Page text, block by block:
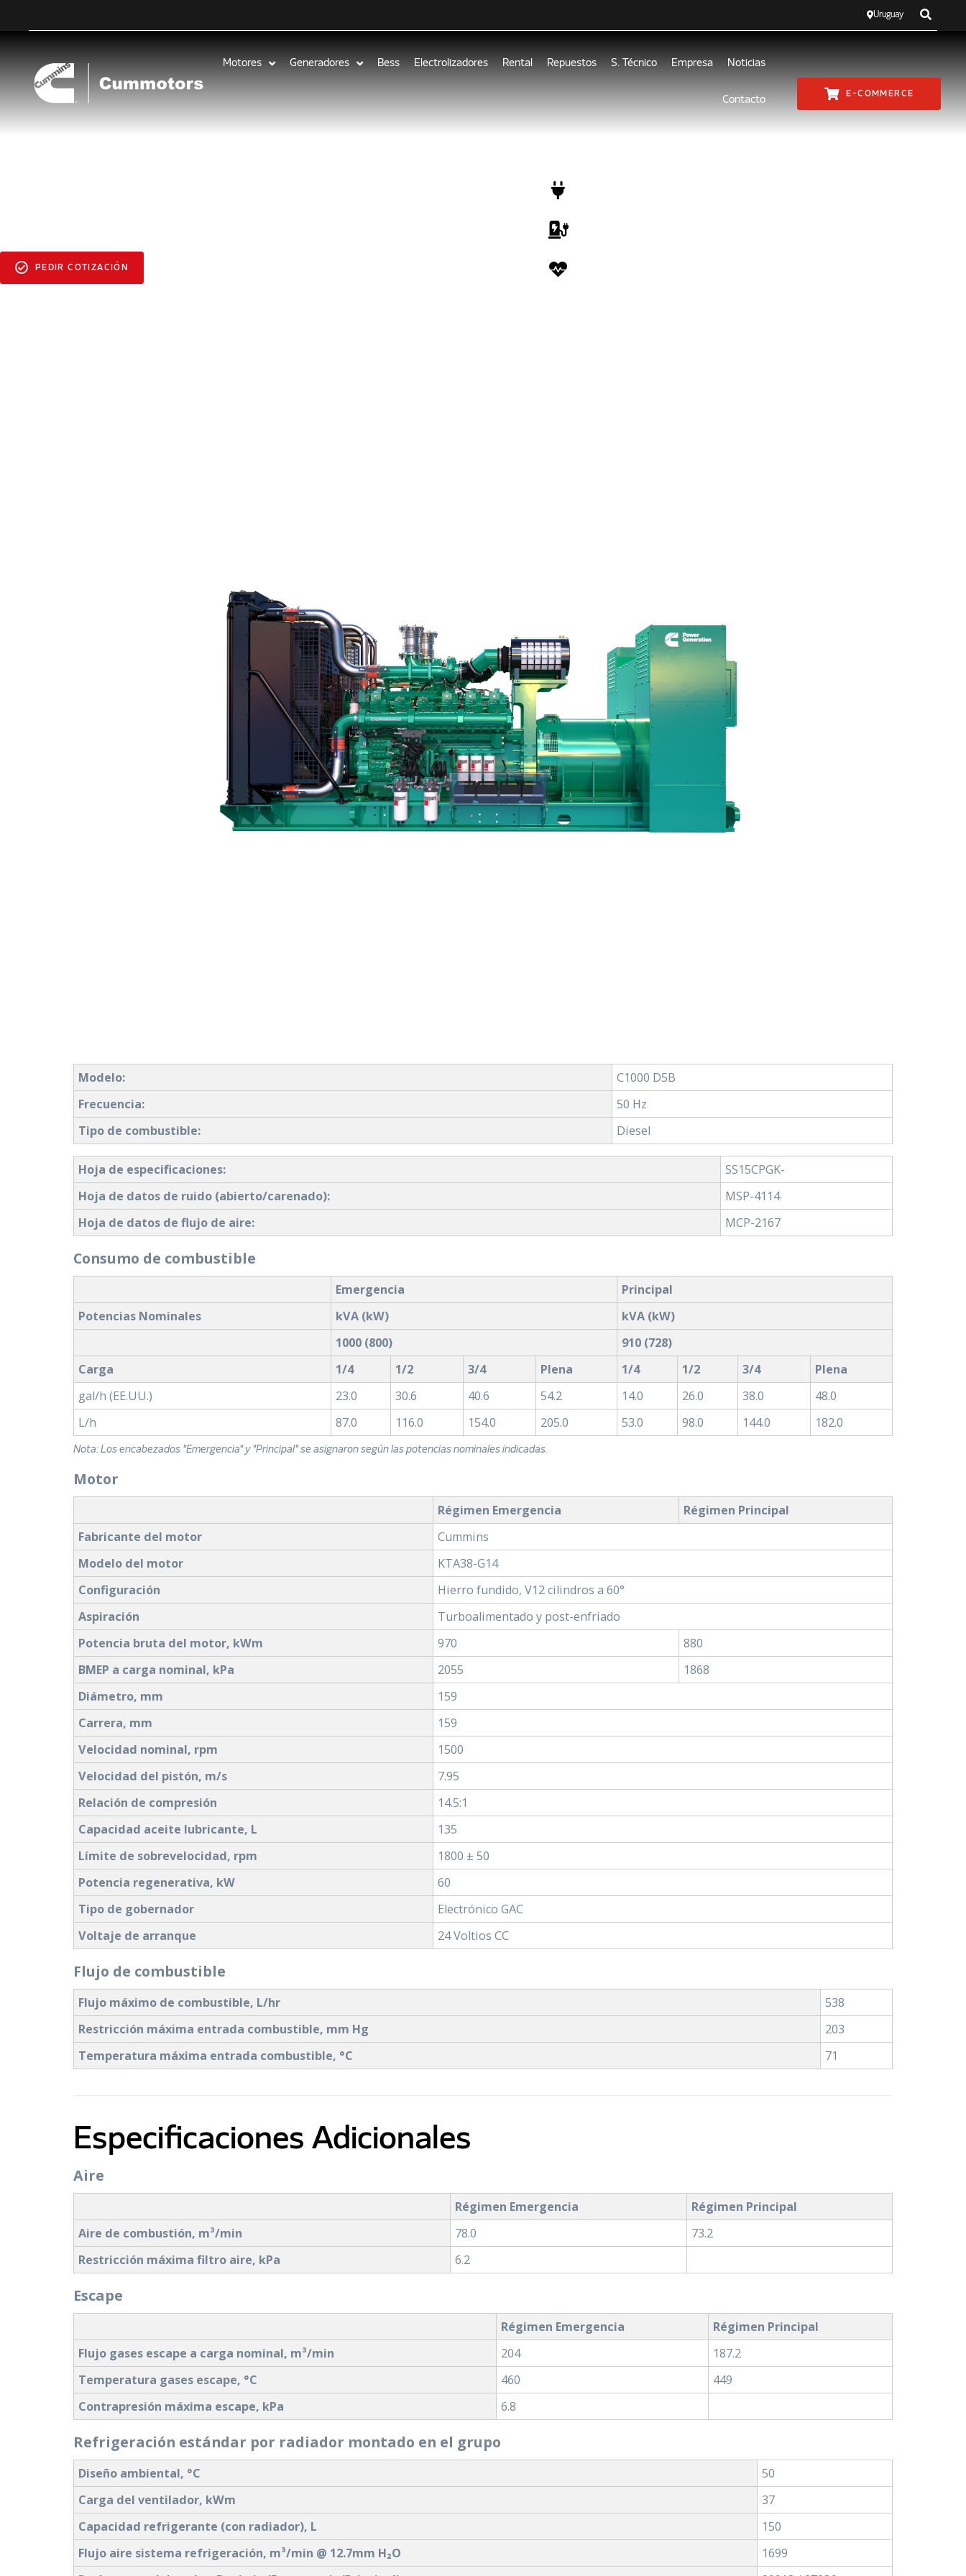
Uruguay
Motores Generadores Bess Electrolizadores Rental Repuestos S. Técnico Empresa Noticias
Contacto
E-COMMERCE
PEDIR COTIZACIÓN
Modelo:
C1000 D5B
Frecuencia:
50 Hz
Tipo de combustible:
Diesel
Hoja de especificaciones:
SS15CPGK-
Hoja de datos de ruido (abierto/carenado):
MSP-4114
Hoja de datos de flujo de aire:
MCP-2167
Consumo de combustible
Emergencia
Principal
Potencias Nominales
kVA (kW)
kVA (kW)
1000 (800)
910 (728)
Carga
1/4 1/2 3/4 Plena 1/4 1/2 3/4
Plena
gal/h (EE.UU.)
23.0 30.6 40.6 54.2 14.0 26.0 38.0
48.0
L/h
87.0 116.0 154.0 205.0 53.0 98.0 144.0 182.0
Nota: Los encabezados "Emergencia" y "Principal" se asignaron según las potencias nominales indicadas.
Motor
Régimen Emergencia
Régimen Principal
Fabricante del motor
Cummins
Modelo del motor
KTA38-G14
Configuración
Hierro fundido, V12 cilindros a 60°
Aspiración
Turboalimentado y post-enfriado
Potencia bruta del motor, kWm
970
880
BMEP a carga nominal, kPa
2055
1868
Diámetro, mm
159
Carrera, mm
159
Velocidad nominal, rpm
1500
Velocidad del pistón, m/s
7.95
Relación de compresión
14.5:1
Capacidad aceite lubricante, L
135
Límite de sobrevelocidad, rpm
1800 ± 50
Potencia regenerativa, kW
60
Tipo de gobernador
Electrónico GAC
Voltaje de arranque
24 Voltios CC
Flujo de combustible
Flujo máximo de combustible, L/hr
538
Restricción máxima entrada combustible, mm Hg
203
Temperatura máxima entrada combustible, °C
71
Especificaciones Adicionales
Aire
Régimen Emergencia
Régimen Principal
Aire de combustión, m³/min
78.0
73.2
Restricción máxima filtro aire, kPa
6.2
Escape
Régimen Emergencia
Régimen Principal
Flujo gases escape a carga nominal, m³/min
204
187.2
Temperatura gases escape, °C
460
449
Contrapresión máxima escape, kPa
6.8
Refrigeración estándar por radiador montado en el grupo
Diseño ambiental, °C
50
Carga del ventilador, kWm
37
Capacidad refrigerante (con radiador), L
150
Flujo aire sistema refrigeración, m³/min @ 12.7mm H₂O
1699